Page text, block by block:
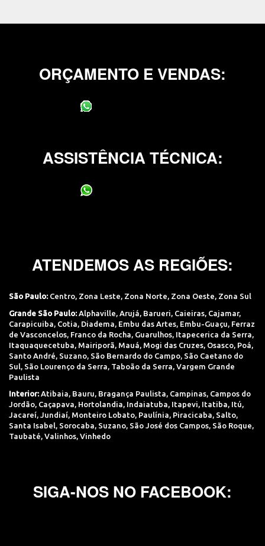
ORÇAMENTO E VENDAS:
ASSISTÊNCIA TÉCNICA:
ATENDEMOS AS REGIÕES:
São Paulo: Centro, Zona Leste, Zona Norte, Zona Oeste, Zona Sul
Grande São Paulo: Alphaville Arujá Barueri Caieiras Cajamar,
Carapicuiba Cotia Diadema Embu das Artes Embu-Guaçu Ferraz
de Vasconcelos Franco da Rocha Guarulhos Itapecerica da Serra
Itaquaquecetuba Mairiporã Mauá Mogi das Cruzes Osasco Poá
Santo André Suzano São Bernardo do Campo São Caetano do
Sul São Lourenço da Serra Taboão da Serra Vargem Grande
Paulista
Interior: Atibaia, Bauru, Bragança Paulista, Campinas, Campos do
Jordão, Caçapava, Hortolandia, Indaiatuba, Itapevi, Itatiba, Itú,
Jacareí, Jundiaí, Monteiro Lobato, Paulínia, Piracicaba, Salto,
Santa Isabel, Sorocaba, Suzano, São José dos Campos, São Roque,
Taubaté, Valinhos, Vinhedo
SIGA-NOS NO FACEBOOK: